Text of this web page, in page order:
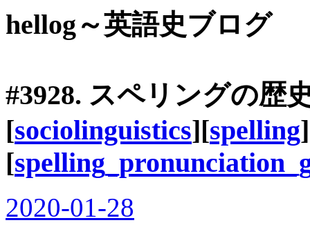
hellog～英語史ブログ
#3928. スペリングの歴
[sociolinguistics][spelling
[
2020-01-28